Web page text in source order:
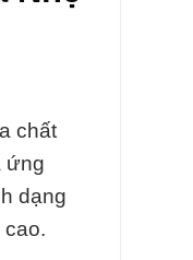
chất
ứng
dạng
cao.